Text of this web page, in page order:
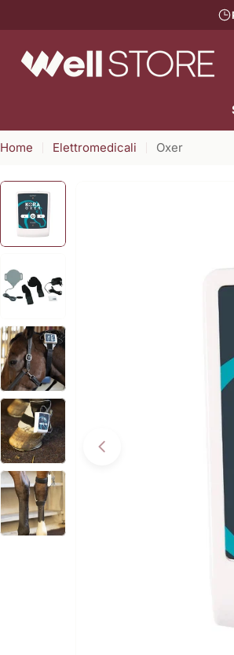
al
Home Elettromedicali Oxer
Apri supporto 0 in modalità